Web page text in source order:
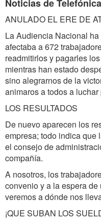
Noticias de
ANULADO EL ERE DE
La Audiencia Nacional
afectaba a 672
readmitirlos y pagarles
mientras han estado
sino alegrarnos de la
animaros a todos a
LOS RESULTADOS
De nuevo aparecen los
empresa; todo indica que
el consejo de
compañía.
A nosotros, los
convenio y a la espera
veremos a dónde nos
¡QUE SUBAN LOS